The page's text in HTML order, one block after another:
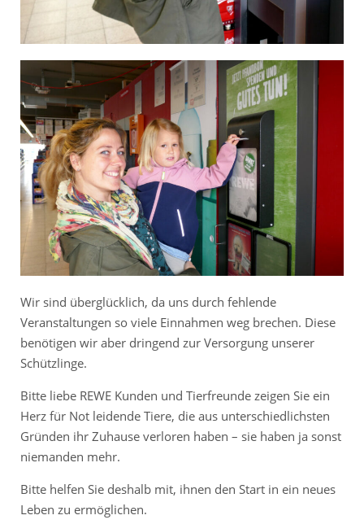
Wir sind überglücklich, da uns durch fehlende
Veranstaltungen so viele Einnahmen weg brechen. Diese
benötigen wir aber dringend zur Versorgung unserer
Schützlinge.
Bitte liebe REWE Kunden und Tierfreunde zeigen Sie ein
Herz für Not leidende Tiere, die aus unterschiedlichsten
Gründen ihr Zuhause verloren haben – sie haben ja sonst
niemanden mehr.
Bitte helfen Sie deshalb mit, ihnen den Start in ein neues
Leben zu ermöglichen.